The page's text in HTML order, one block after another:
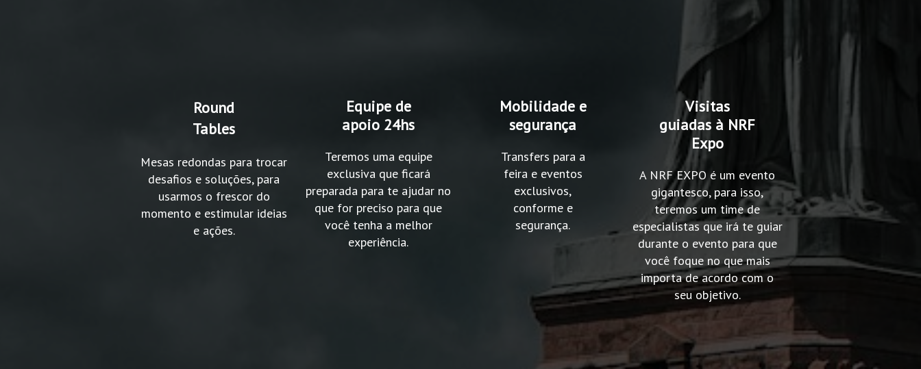
Round
Tables
Mesas redondas para trocar
desafios e soluções, para
usarmos o frescor do
momento e estimular ideias
e ações.
Equipe de
apoio 24hs
Teremos uma equipe
exclusiva que ficará
preparada para te ajudar no
que for preciso para que
você tenha a melhor
experiência.
Mobilidade e
segurança
Transfers para a
feira e eventos
exclusivos,
conforme e
segurança.
Visitas
guiadas à NRF
Expo
A NRF EXPO é um evento
gigantesco, para isso,
teremos um time de
especialistas que irá te guiar
durante o evento para que
você foque no que mais
importa de acordo com o
seu objetivo.